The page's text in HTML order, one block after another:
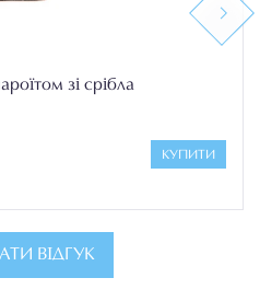
зі срібла
КУПИТИ
Next
ВІДГУК